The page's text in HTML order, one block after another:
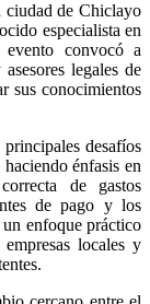
ciudad de Chiclayo
especialista en
convocó a
legales de
sus conocimientos
desafíos
énfasis en
de gastos
de pago y los
enfoque práctico
locales y